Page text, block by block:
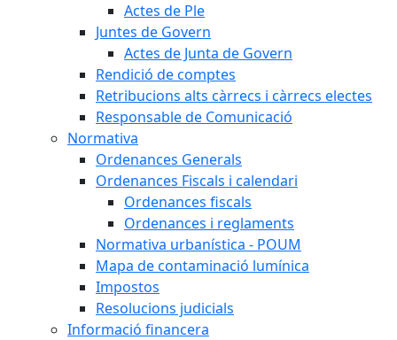
Actes de Ple
Juntes de Govern
Actes de Junta de Govern
Rendició de comptes
Retribucions alts càrrecs i càrrecs electes
Responsable de Comunicació
Normativa
Ordenances Generals
Ordenances Fiscals i calendari
Ordenances fiscals
Ordenances i reglaments
Normativa urbanística - POUM
Mapa de contaminació lumínica
Impostos
Resolucions judicials
Informació financera